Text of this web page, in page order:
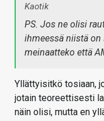
Kaotik
PS. Jos ne olisi
ihmeessä niistä on
meinaatteko että
Yllättyisitkö tosiaan,
jotain teoreettisesti
näin olisi, mutta en